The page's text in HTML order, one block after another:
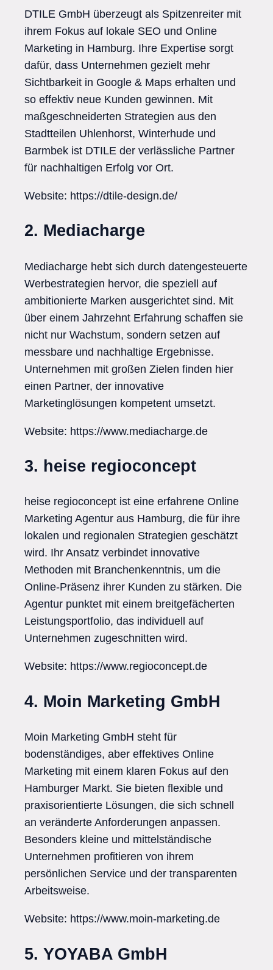
DTILE GmbH überzeugt als Spitzenreiter mit
ihrem Fokus auf lokale SEO und Online
Marketing in Hamburg. Ihre Expertise sorgt
dafür, dass Unternehmen gezielt mehr
Sichtbarkeit in Google & Maps erhalten und
so effektiv neue Kunden gewinnen. Mit
maßgeschneiderten Strategien aus den
Stadtteilen Uhlenhorst, Winterhude und
Barmbek ist DTILE der verlässliche Partner
für nachhaltigen Erfolg vor Ort.
Website: https://dtile-design.de/
2. Mediacharge
Mediacharge hebt sich durch datengesteuerte
Werbestrategien hervor, die speziell auf
ambitionierte Marken ausgerichtet sind. Mit
über einem Jahrzehnt Erfahrung schaffen sie
nicht nur Wachstum, sondern setzen auf
messbare und nachhaltige Ergebnisse.
Unternehmen mit großen Zielen finden hier
einen Partner, der innovative
Marketinglösungen kompetent umsetzt.
Website: https://www.mediacharge.de
3. heise regioconcept
heise regioconcept ist eine erfahrene Online
Marketing Agentur aus Hamburg, die für ihre
lokalen und regionalen Strategien geschätzt
wird. Ihr Ansatz verbindet innovative
Methoden mit Branchenkenntnis, um die
Online-Präsenz ihrer Kunden zu stärken. Die
Agentur punktet mit einem breitgefächerten
Leistungsportfolio, das individuell auf
Unternehmen zugeschnitten wird.
Website: https://www.regioconcept.de
4. Moin Marketing GmbH
Moin Marketing GmbH steht für
bodenständiges, aber effektives Online
Marketing mit einem klaren Fokus auf den
Hamburger Markt. Sie bieten flexible und
praxisorientierte Lösungen, die sich schnell
an veränderte Anforderungen anpassen.
Besonders kleine und mittelständische
Unternehmen profitieren von ihrem
persönlichen Service und der transparenten
Arbeitsweise.
Website: https://www.moin-marketing.de
5. YOYABA GmbH